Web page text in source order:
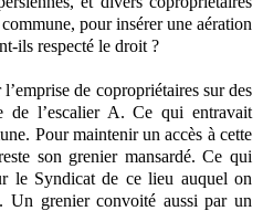
pour insérer une aération
ils respecté le droit ?
de copropriétaires sur des
de l’escalier A. Ce qui entravait
Pour maintenir un accès à cette
son grenier mansardé. Ce qui
le Syndicat de ce lieu auquel on
Un grenier convoité aussi par un